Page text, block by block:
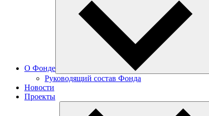
О Фонде
Руководящий состав Фонда
Новости
Проекты